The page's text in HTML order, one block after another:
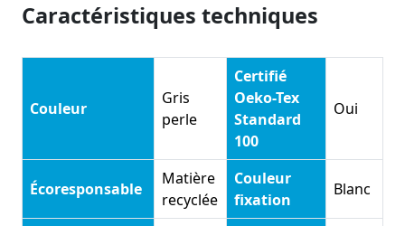
Caractéristiques techniques
Couleur
Gris
perle
Certifié
Oeko-Tex
Standard
100
Oui
Écoresponsable
Matière
recyclée
Couleur
fixation
Blanc